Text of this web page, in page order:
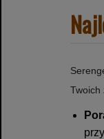
Twoich